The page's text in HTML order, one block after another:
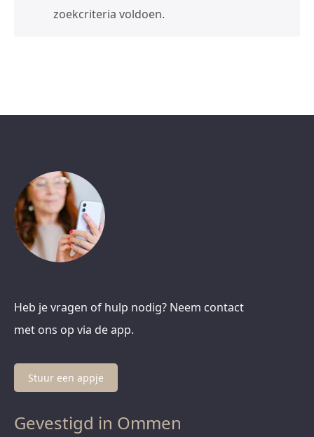
zoekcriteria voldoen.
Heb je vragen of hulp nodig? Neem contact
met ons op via de app.
Stuur een appje
Gevestigd in Ommen